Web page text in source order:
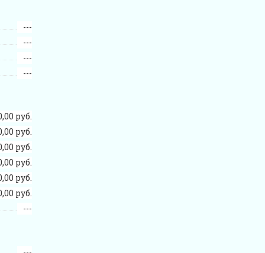
---
---
---
---
руб.
руб.
руб.
руб.
руб.
руб.
---